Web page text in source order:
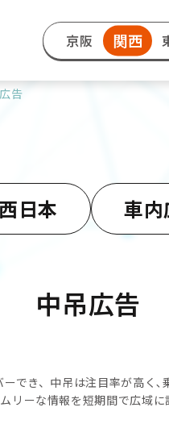
京阪 関西
告
日本 車
中吊広告
でき、中吊は注目率が高く
リーな情報を短期間で広域